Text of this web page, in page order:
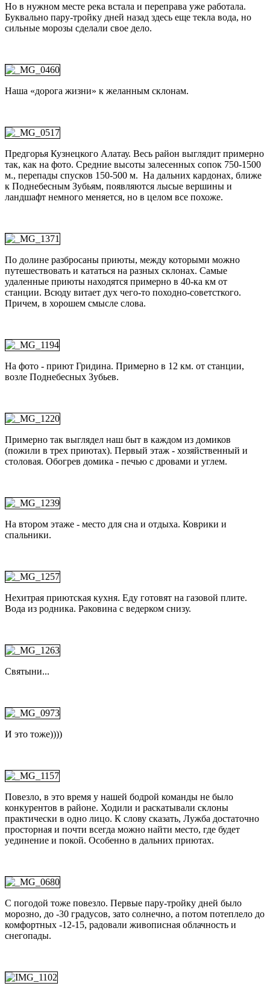
Но в нужном месте река встала и переправа уже работала.
Буквально пару-тройку дней назад здесь еще текла вода, но
сильные морозы сделали свое дело.
Наша «дорога жизни» к желанным склонам.
Предгорья Кузнецкого Алатау. Весь район выглядит примерно
так, как на фото. Средние высоты залесенных сопок 750-1500
м., перепады спусков 150-500 м. На дальних кардонах, ближе
к Поднебесным Зубьям, появляются лысые вершины и
ландшафт немного меняется, но в целом все похоже.
По долине разбросаны приюты, между которыми можно
путешествовать и кататься на разных склонах. Самые
удаленные приюты находятся примерно в 40-ка км от
станции. Всюду витает дух чего-то походно-советсткого.
Причем, в хорошем смысле слова.
На фото - приют Гридина. Примерно в 12 км. от станции,
возле Поднебесных Зубьев.
Примерно так выглядел наш быт в каждом из домиков
(пожили в трех приютах). Первый этаж - хозяйственный и
столовая. Обогрев домика - печью с дровами и углем.
На втором этаже - место для сна и отдыха. Коврики и
спальники.
Нехитрая приютская кухня. Еду готовят на газовой плите.
Вода из родника. Раковина с ведерком снизу.
Святыни...
И это тоже))))
Повезло, в это время у нашей бодрой команды не было
конкурентов в районе. Ходили и раскатывали склоны
практически в одно лицо. К слову сказать, Лужба достаточно
просторная и почти всегда можно найти место, где будет
уединение и покой. Особенно в дальних приютах.
С погодой тоже повезло. Первые пару-тройку дней было
морозно, до -30 градусов, зато солнечно, а потом потеплело до
комфортных -12-15, радовали живописная облачность и
снегопады.